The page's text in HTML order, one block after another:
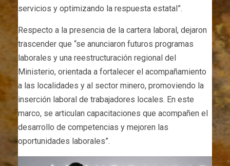
servicios y optimizando la respuesta estatal”.
Respecto a la presencia de la cartera laboral, dejaron
trascender que “se anunciaron futuros programas
laborales y una reestructuración regional del
Ministerio, orientada a fortalecer el acompañamiento
a las localidades y al sector minero, promoviendo la
inserción laboral de trabajadores locales. En este
marco, se articulan capacitaciones que acompañen el
desarrollo de competencias y mejoren las
oportunidades laborales”.